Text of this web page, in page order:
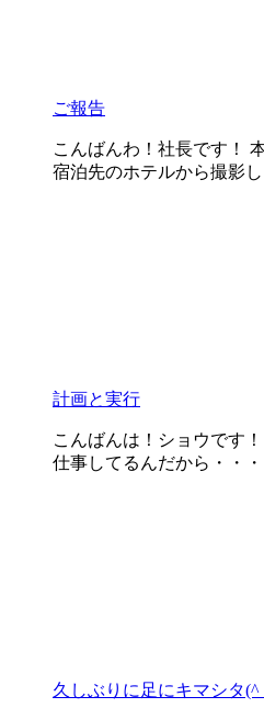
ご報告
こんばんわ！社長です！
宿泊先のホテルから撮影
計画と実行
こんばんは！ショウです
仕事してるんだから・・
久しぶりに足にキマシタ